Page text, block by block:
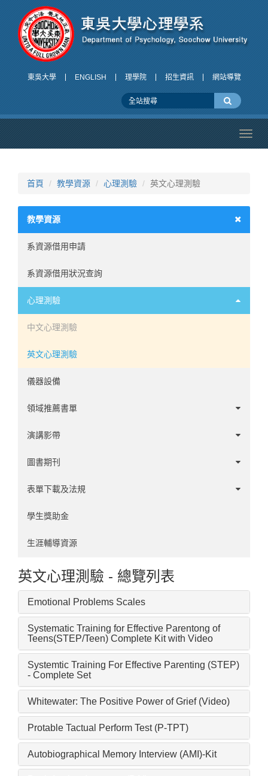
東吳大學 ENGLISH 理學院 招生資訊 網站導覽
首頁 教學資源 心理測驗 英文心理測驗
教學資源
系資源借用申請
系資源借用狀況查詢
心理測驗
中文心理測驗
英文心理測驗
儀器設備
領域推薦書單
諮商領域
心理學家傳記
發展領域
社會與性格領域
臨床領域
神經心理領域
實驗認知領域
使用者經驗領域
心理計量領域
人力資源領域
演講影帶
1-20
21-60
61-100
101-140
141-194
圖書期刊
1-60
61-120
121-180
181-240
241-300
301-326
表單下載及法規
學系事務
碩班事務
實習辦法
其他
學生獎助金
生涯輔導資源
英文心理測驗 - 總覽列表
Emotional Problems Scales
Systematic Training for Effective Parentong of
Teens(STEP/Teen) Complete Kit with Video
Systemtic Training For Effective Parenting (STEP)
- Complete Set
Whitewater: The Positive Power of Grief (Video)
Protable Tactual Perform Test (P-TPT)
Autobiographical Memory Interview (AMI)-Kit